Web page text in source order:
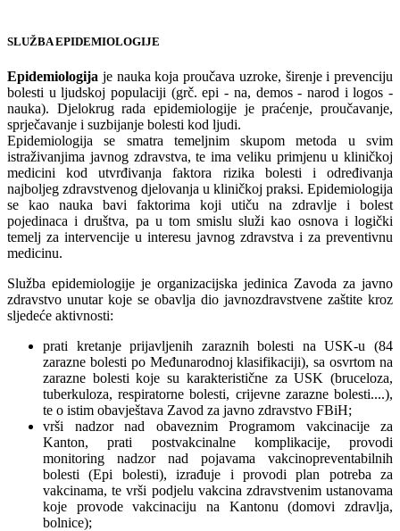
SLUŽBA EPIDEMIOLOGIJE
Epidemiologija je nauka koja proučava uzroke, širenje i prevenciju
bolesti u ljudskoj populaciji (grč. epi - na, demos - narod i logos -
nauka). Djelokrug rada epidemiologije je praćenje, proučavanje,
sprječavanje i suzbijanje bolesti kod ljudi.
Epidemiologija se smatra temeljnim skupom metoda u svim
istraživanjima javnog zdravstva, te ima veliku primjenu u kliničkoj
medicini kod utvrđivanja faktora rizika bolesti i određivanja
najboljeg zdravstvenog djelovanja u kliničkoj praksi. Epidemiologija
se kao nauka bavi faktorima koji utiču na zdravlje i bolest
pojedinaca i društva, pa u tom smislu služi kao osnova i logički
temelj za intervencije u interesu javnog zdravstva i za preventivnu
medicinu.
Služba epidemiologije je organizacijska jedinica Zavoda za javno
zdravstvo unutar koje se obavlja dio javnozdravstvene zaštite kroz
sljedeće aktivnosti:
prati kretanje prijavljenih zaraznih bolesti na USK-u (84
zarazne bolesti po Međunarodnoj klasifikaciji), sa osvrtom na
zarazne bolesti koje su karakteristične za USK (bruceloza,
tuberkuloza, respiratorne bolesti, crijevne zarazne bolesti....),
te o istim obavještava Zavod za javno zdravstvo FBiH;
vrši nadzor nad obaveznim Programom vakcinacije za
Kanton, prati postvakcinalne komplikacije, provodi
monitoring nadzor nad pojavama vakcinopreventabilnih
bolesti (Epi bolesti), izrađuje i provodi plan potreba za
vakcinama, te vrši podjelu vakcina zdravstvenim ustanovama
koje provode vakcinaciju na Kantonu (domovi zdravlja,
bolnice);